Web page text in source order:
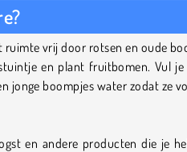
ruimte vrij door rotsen en oude
en plant fruitbomen. Vul
jonge boompjes water zodat ze
en andere producten die je